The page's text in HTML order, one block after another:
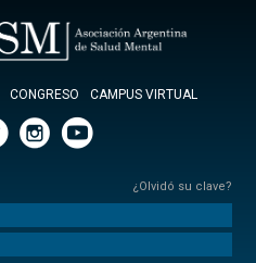
CONGRESO CAMPUS VIRTUAL
¿Olvidó su clave?